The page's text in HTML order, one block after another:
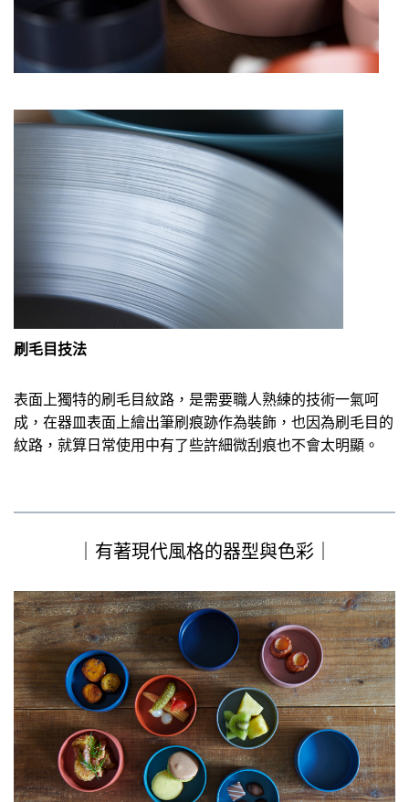
刷毛目技法
表面上獨特的刷毛目紋路，是需要職人熟練的技術一氣呵
成，在器皿表面上繪出筆刷痕跡作為裝飾，也因為刷毛目的
紋路，就算日常使用中有了些許細微刮痕也不會太明顯。
｜有著現代風格的器型與色彩｜